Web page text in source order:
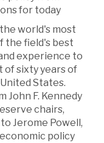
for today
world's most
the field's best
experience to
of sixty years of
States.
John F. Kennedy
chairs,
Jerome Powell,
policy